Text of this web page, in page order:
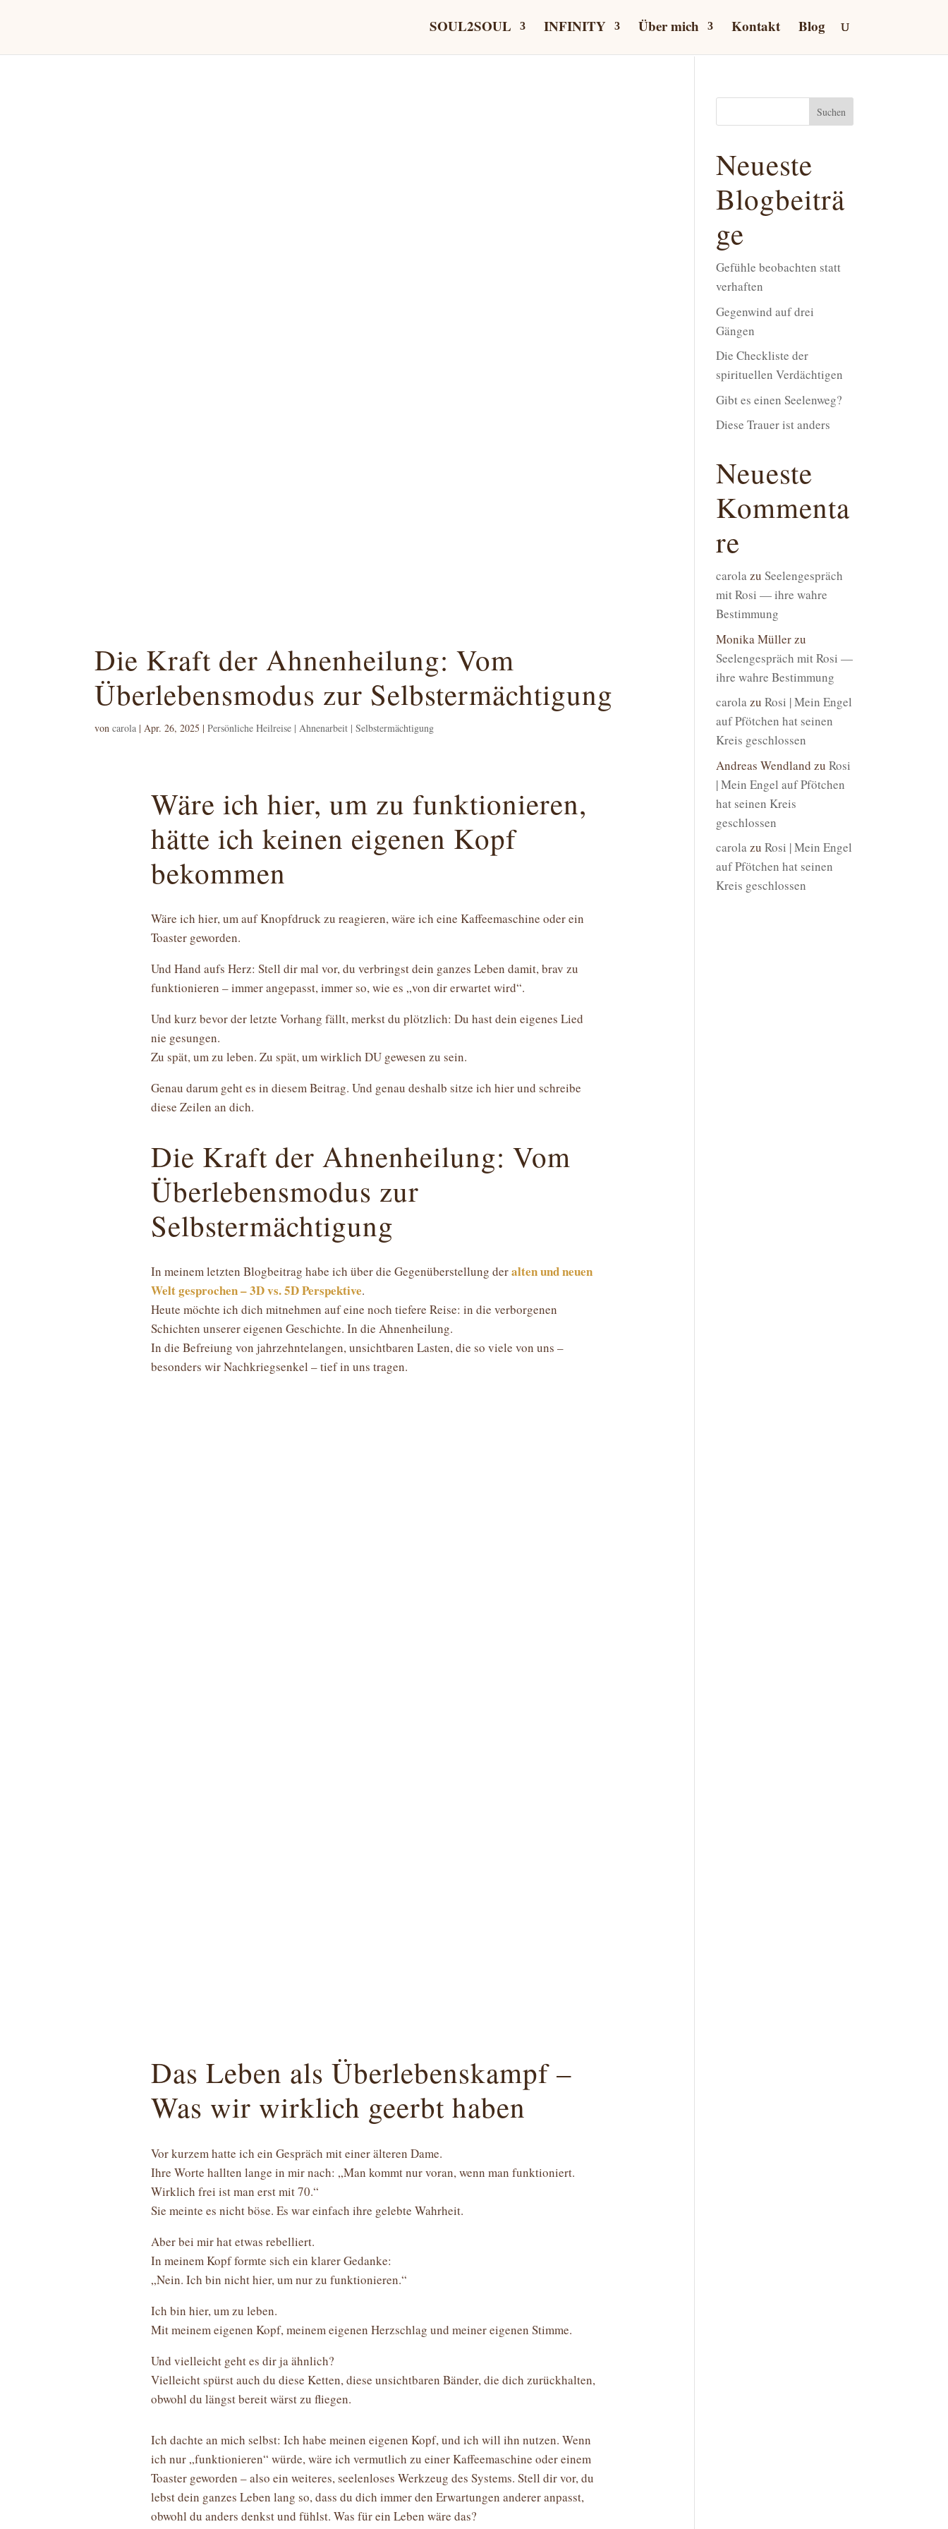
SOUL2SOUL INFINITY Über mich Kontakt Blog
Die Kraft der Ahnenheilung: Vom
Überlebensmodus zur Selbstermächtigung
voncarola |Apr. 26, 2025 |Persönliche Heilreise | Ahnenarbeit | Selbstermächtigung
Wäre ich hier, um zu funktionieren,
hätte ich keinen eigenen Kopf
bekommen
Wäre ich hier, um auf Knopfdruck zu reagieren, wäre ich eine Kaffeemaschine oder ein
Toaster geworden.
Und Hand aufs Herz: Stell dir mal vor, du verbringst dein ganzes Leben damit, brav zu
funktionieren – immer angepasst, immer so, wie es „von dir erwartet wird“.
Und kurz bevor der letzte Vorhang fällt, merkst du plötzlich: Du hast dein eigenes Lied
nie gesungen.
Zu spät, um zu leben. Zu spät, um wirklich DU gewesen zu sein.
Genau darum geht es in diesem Beitrag. Und genau deshalb sitze ich hier und schreibe
diese Zeilen an dich.
Die Kraft der Ahnenheilung: Vom
Überlebensmodus zur
Selbstermächtigung
In meinem letzten Blogbeitrag habe ich über die Gegenüberstellung deralten und neuen
Welt gesprochen – 3D vs. 5D Perspektive.
Heute möchte ich dich mitnehmen auf eine noch tiefere Reise: in die verborgenen
Schichten unserer eigenen Geschichte. In die Ahnenheilung.
In die Befreiung von jahrzehntelangen, unsichtbaren Lasten, die so viele von uns –
besonders wir Nachkriegsenkel – tief in uns tragen.
Das Leben als Überlebenskampf –
Was wir wirklich geerbt haben
Vor kurzem hatte ich ein Gespräch mit einer älteren Dame.
Ihre Worte hallten lange in mir nach: „Man kommt nur voran, wenn man funktioniert.
Wirklich frei ist man erst mit 70.“
Sie meinte es nicht böse. Es war einfach ihre gelebte Wahrheit.
Aber bei mir hat etwas rebelliert.
In meinem Kopf formte sich ein klarer Gedanke:
„Nein. Ich bin nicht hier, um nur zu funktionieren.“
Ich bin hier, um zu leben.
Mit meinem eigenen Kopf, meinem eigenen Herzschlag und meiner eigenen Stimme.
Und vielleicht geht es dir ja ähnlich?
Vielleicht spürst auch du diese Ketten, diese unsichtbaren Bänder, die dich zurückhalten,
obwohl du längst bereit wärst zu fliegen.
Ich dachte an mich selbst: Ich habe meinen eigenen Kopf, und ich will ihn nutzen. Wenn
ich nur „funktionieren“ würde, wäre ich vermutlich zu einer Kaffeemaschine oder einem
Toaster geworden – also ein weiteres, seelenloses Werkzeug des Systems. Stell dir vor, du
lebst dein ganzes Leben lang so, dass du dich immer den Erwartungen anderer anpasst,
obwohl du anders denkst und fühlst. Was für ein Leben wäre das?
Suchen
Neueste
Blogbeiträ
ge
Gefühle beobachten statt
verhaften
Gegenwind auf drei
Gängen
Die Checkliste der
spirituellen Verdächtigen
Gibt es einen Seelenweg?
Diese Trauer ist anders
Neueste
Kommenta
re
carolazuSeelengespräch
mit Rosi — ihre wahre
Bestimmung
Monika Müller zu
Seelengespräch mit Rosi —
ihre wahre Bestimmung
carolazuRosi | Mein Engel
auf Pfötchen hat seinen
Kreis geschlossen
Andreas Wendland zuRosi
| Mein Engel auf Pfötchen
hat seinen Kreis
geschlossen
carolazuRosi | Mein Engel
auf Pfötchen hat seinen
Kreis geschlossen